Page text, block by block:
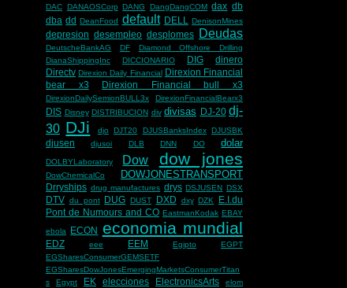
DAC
DANAOSCorp DANG DangDangCOM dax db
dba dd DeanFood default DELL DenisonMines
depresion desempleo desplomes Deudas
DeutscheBankAG DF
Diamond Offshore Drilling
DianaShippingInc
DICCIONARIO DIG
dinero
Directv Direxion Daily Financial
Direxion Financial
bear x3
Direxion Financial bull x3
DirexionDailySemionBULL3x DirexionFinancialBearx3
DIS Disney DISTRIBUCION div divisas DJ-20 dj-
30 DJi djo DJT20 DJUSBanksIndex DJUSBK
djusen djusoi DLB DNN DO dolar
DOLBYLaboratory Dow dow jones
DowChemicalCo DOWJONESTRANSPORT
Drryships drug manufactures drys DSJUSEN DSX
DTV du pont DUG DUST DXD dxy DZK
E.I.du
Pont de Numours and CO EastmanKodak EBAY
ebola ECON economia mundial
EDZ eee EEM Egipto
EGPT
EGSharesConsumerGEMSETF
EGSharesDowJonesEmergingMarketsConsumerTitan
s
Egypt EK elecciones ElectronicsArts
elom